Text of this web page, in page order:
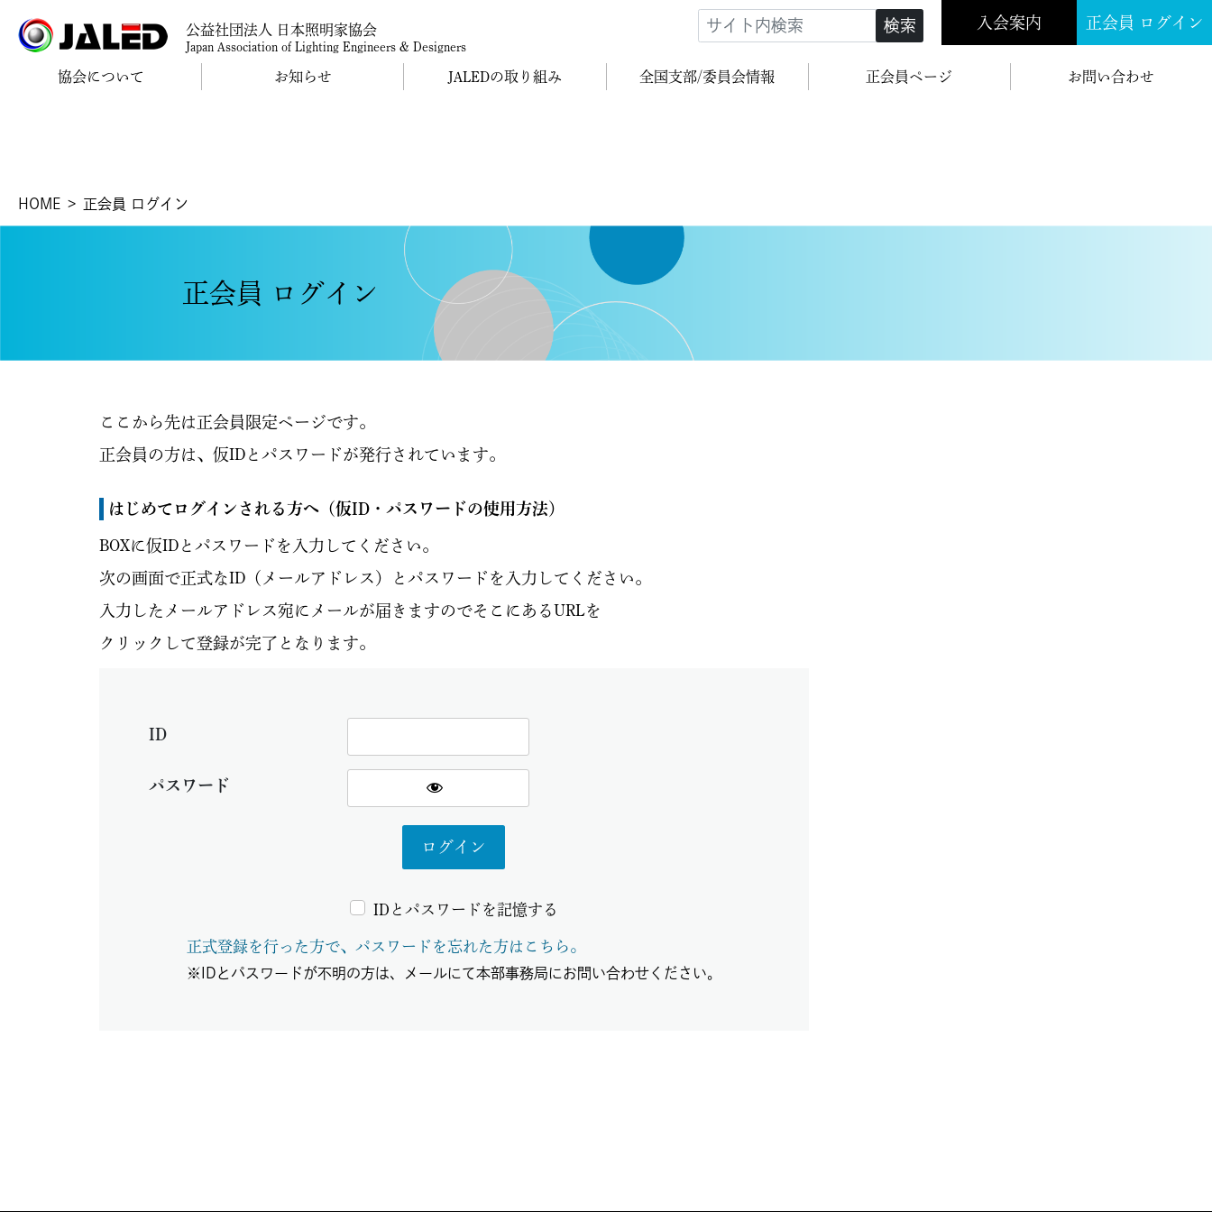
公益社団法人 日本照明家協会
Japan Association of Lighting Engineers & Designers
検索 入会案内 正会員 ログイン
協会について お知らせ JALEDの取り組み 全国支部/委員会情報 正会員ページ お問い合わせ
HOME 正会員 ログイン
正会員 ログイン
ここから先は正会員限定ページです。
正会員の方は、仮IDとパスワードが発行されています。
はじめてログインされる方へ（仮ID・パスワードの使用方法）
BOXに仮IDとパスワードを入力してください。
次の画面で正式なID（メールアドレス）とパスワードを入力してください。
入力したメールアドレス宛にメールが届きますのでそこにあるURLを
クリックして登録が完了となります。
ID
パスワード
IDとパスワードを記憶する
正式登録を行った方で、パスワードを忘れた方はこちら。
※IDとパスワードが不明の方は、メールにて本部事務局にお問い合わせください。